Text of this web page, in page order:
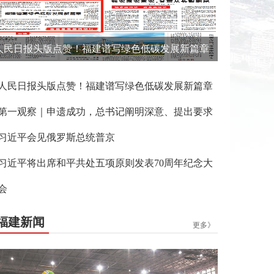
民日报头版点赞！福建谱写绿色低碳发展新篇章
民日报头版点赞！福建谱写绿色低碳发展新篇章
一观察｜申遗成功，总书记阐明深意、提出要求
近平会见俄罗斯总统普京
近平将出席和平共处五项原则发表70周年纪念大
更多》
建新闻